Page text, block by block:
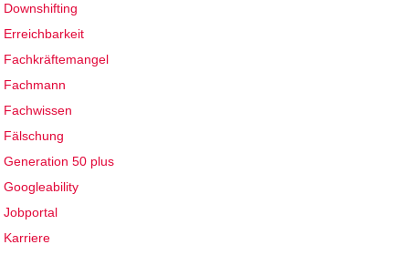
Downshifting
Erreichbarkeit
Fachkräftemangel
Fachmann
Fachwissen
Fälschung
Generation 50 plus
Googleability
Jobportal
Karriere